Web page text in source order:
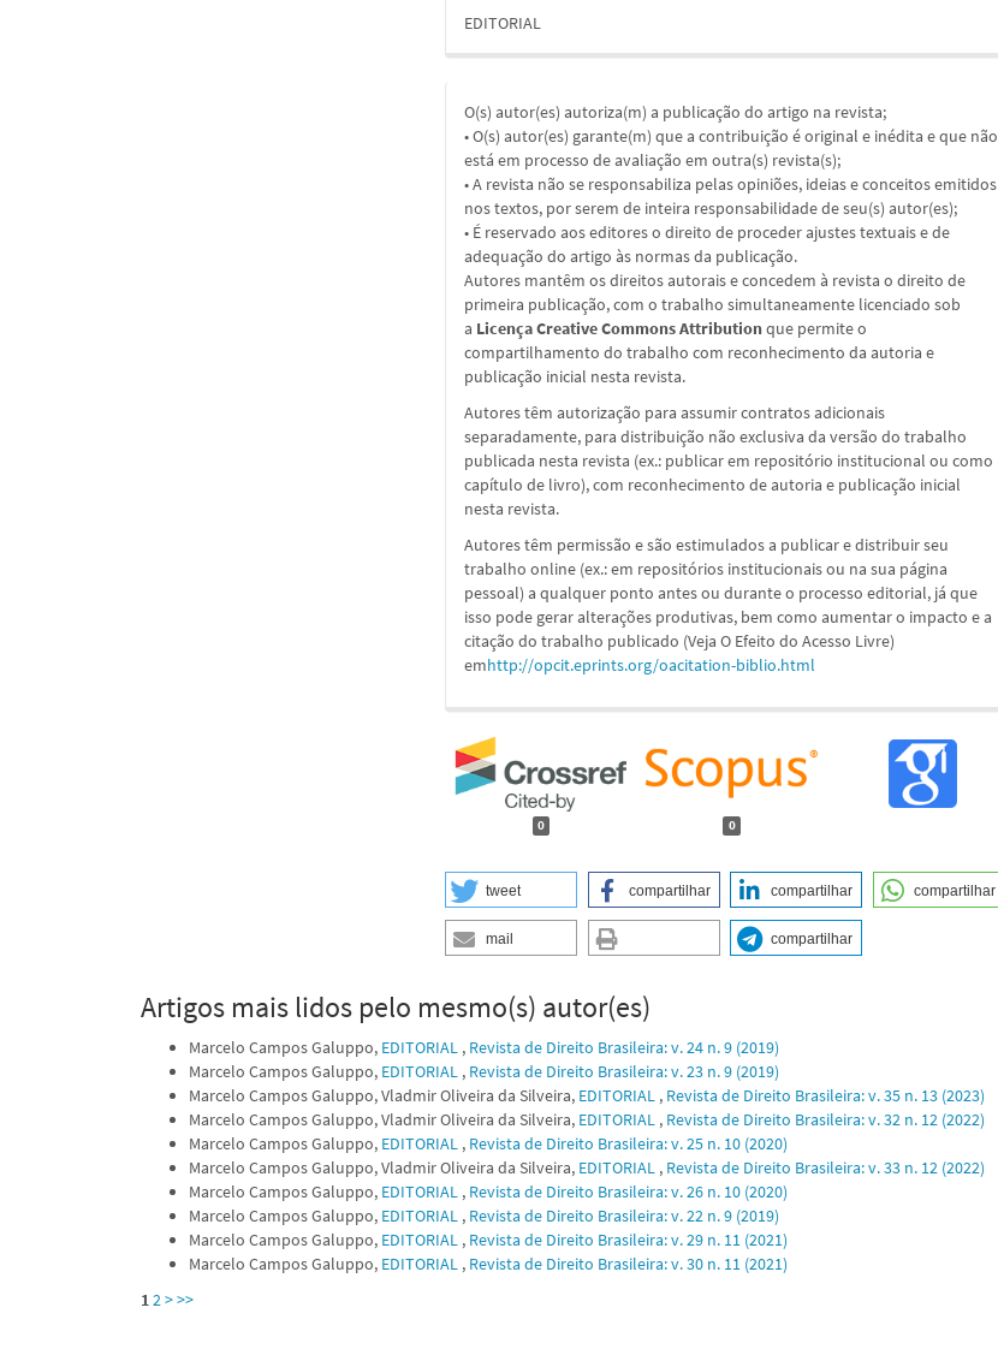
EDITORIAL
O(s) autor(es) autoriza(m) a publicação do artigo na revista;
• O(s) autor(es) garante(m) que a contribuição é original e inédita e que não
está em processo de avaliação em outra(s) revista(s);
• A revista não se responsabiliza pelas opiniões, ideias e conceitos emitidos
nos textos, por serem de inteira responsabilidade de seu(s) autor(es);
• É reservado aos editores o direito de proceder ajustes textuais e de
adequação do artigo às normas da publicação.
Autores mantêm os direitos autorais e concedem à revista o direito de
primeira publicação, com o trabalho simultaneamente licenciado sob
a Licença Creative Commons Attributionque permite o
compartilhamento do trabalho com reconhecimento da autoria e
publicação inicial nesta revista.
Autores têm autorização para assumir contratos adicionais
separadamente, para distribuição não exclusiva da versão do trabalho
publicada nesta revista (ex.: publicar em repositório institucional ou como
capítulo de livro), com reconhecimento de autoria e publicação inicial
nesta revista.
Autores têm permissão e são estimulados a publicar e distribuir seu
trabalho online (ex.: em repositórios institucionais ou na sua página
pessoal) a qualquer ponto antes ou durante o processo editorial, já que
isso pode gerar alterações produtivas, bem como aumentar o impacto e a
citação do trabalho publicado (Veja O Efeito do Acesso Livre)
emhttp://opcit.eprints.org/oacitation-biblio.html
0 0
tweet compartilhar compartilhar compartilhar
mail compartilhar
Artigos mais lidos pelo mesmo(s) autor(es)
Marcelo Campos Galuppo, EDITORIAL , Revista de Direito Brasileira: v. 24 n. 9 (2019)
Marcelo Campos Galuppo, EDITORIAL , Revista de Direito Brasileira: v. 23 n. 9 (2019)
Marcelo Campos Galuppo, Vladmir Oliveira da Silveira, EDITORIAL , Revista de Direito Brasileira: v. 35 n. 13 (2023)
Marcelo Campos Galuppo, Vladmir Oliveira da Silveira, EDITORIAL , Revista de Direito Brasileira: v. 32 n. 12 (2022)
Marcelo Campos Galuppo, EDITORIAL , Revista de Direito Brasileira: v. 25 n. 10 (2020)
Marcelo Campos Galuppo, Vladmir Oliveira da Silveira, EDITORIAL , Revista de Direito Brasileira: v. 33 n. 12 (2022)
Marcelo Campos Galuppo, EDITORIAL , Revista de Direito Brasileira: v. 26 n. 10 (2020)
Marcelo Campos Galuppo, EDITORIAL , Revista de Direito Brasileira: v. 22 n. 9 (2019)
Marcelo Campos Galuppo, EDITORIAL , Revista de Direito Brasileira: v. 29 n. 11 (2021)
Marcelo Campos Galuppo, EDITORIAL , Revista de Direito Brasileira: v. 30 n. 11 (2021)
12>>>